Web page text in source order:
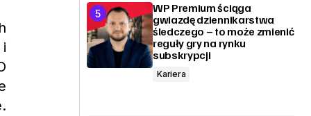
WP Premium ściąga
gwiazdę dziennikarstwa
śledczego – to może zmienić
reguły gry na rynku
subskrypcji
Kariera